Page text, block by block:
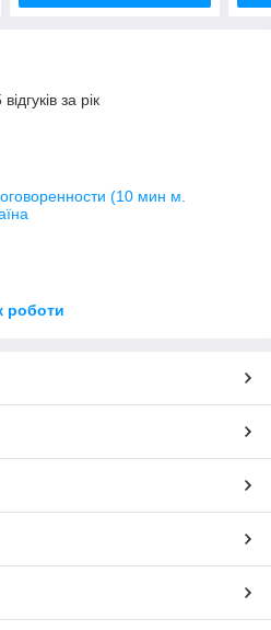
за рік
(10 мин м.
роботи